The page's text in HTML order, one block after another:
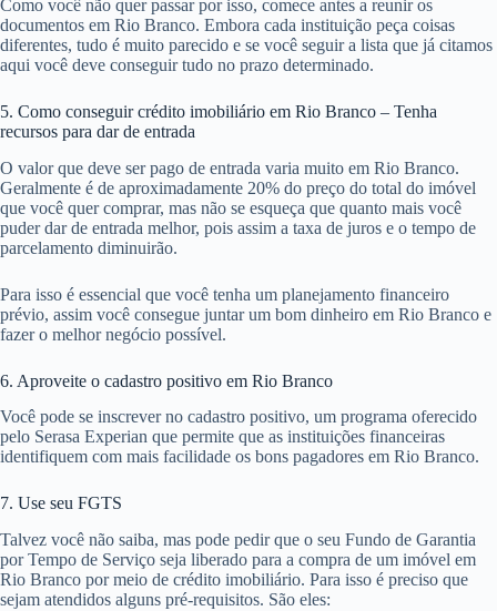
Como você não quer passar por isso, comece antes a reunir os
documentos em Rio Branco. Embora cada instituição peça coisas
diferentes, tudo é muito parecido e se você seguir a lista que já citamos
aqui você deve conseguir tudo no prazo determinado.
5. Como conseguir crédito imobiliário em Rio Branco – Tenha
recursos para dar de entrada
O valor que deve ser pago de entrada varia muito em Rio Branco.
Geralmente é de aproximadamente 20% do preço do total do imóvel
que você quer comprar, mas não se esqueça que quanto mais você
puder dar de entrada melhor, pois assim a taxa de juros e o tempo de
parcelamento diminuirão.
Para isso é essencial que você tenha um planejamento financeiro
prévio, assim você consegue juntar um bom dinheiro em Rio Branco e
fazer o melhor negócio possível.
6. Aproveite o cadastro positivo em Rio Branco
Você pode se inscrever no cadastro positivo, um programa oferecido
pelo Serasa Experian que permite que as instituições financeiras
identifiquem com mais facilidade os bons pagadores em Rio Branco.
7. Use seu FGTS
Talvez você não saiba, mas pode pedir que o seu Fundo de Garantia
por Tempo de Serviço seja liberado para a compra de um imóvel em
Rio Branco por meio de crédito imobiliário. Para isso é preciso que
sejam atendidos alguns pré-requisitos. São eles: